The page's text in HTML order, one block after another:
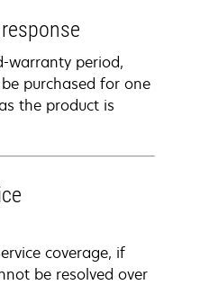
warranty period,
purchased for one
the product is
coverage, if
be resolved over